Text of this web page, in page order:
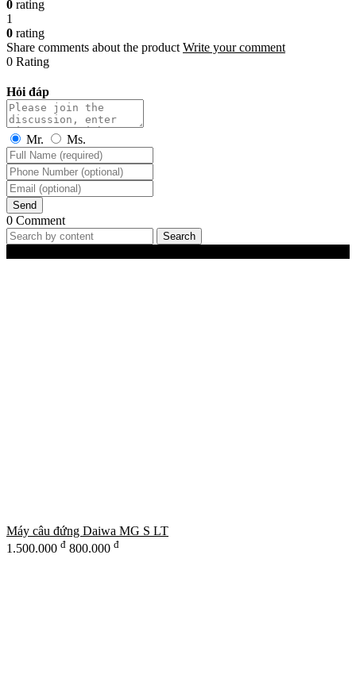
0 rating
1
0 rating
Share comments about the product Write your comment
0 Rating
Hỏi đáp
Mr. Ms.
Send
0 Comment
Search
Máy câu đứng Daiwa MG S LT
1.500.000 đ 800.000 đ